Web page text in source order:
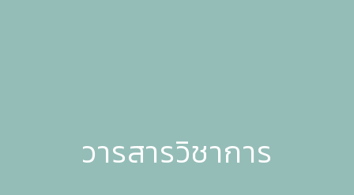
วารสารวิชาการ